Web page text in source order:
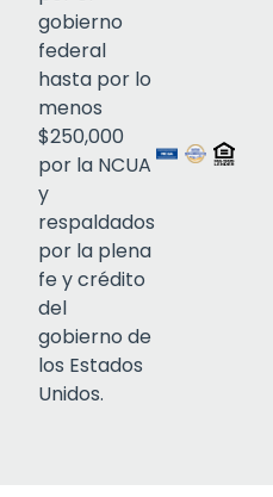
gobierno
federal
hasta por lo
menos
$250,000
por la NCUA
y
respaldados
por la plena
fe y crédito
del
gobierno de
los Estados
Unidos.